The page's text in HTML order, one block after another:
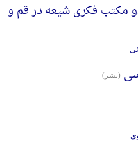
مکتب فکری شیعه در قم و
(نشر)